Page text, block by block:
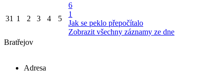
31 1 2 3 4 5
6
1
Jak se peklo přepočítalo
Zobrazit všechny záznamy ze dne
Bratřejov
Adresa